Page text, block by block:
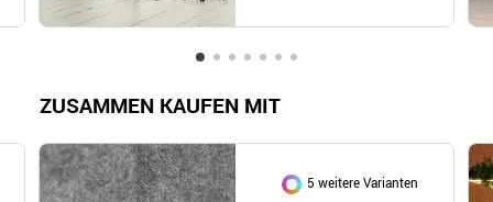
ZUSAMMEN KAUFEN MIT
5 weitere Varianten